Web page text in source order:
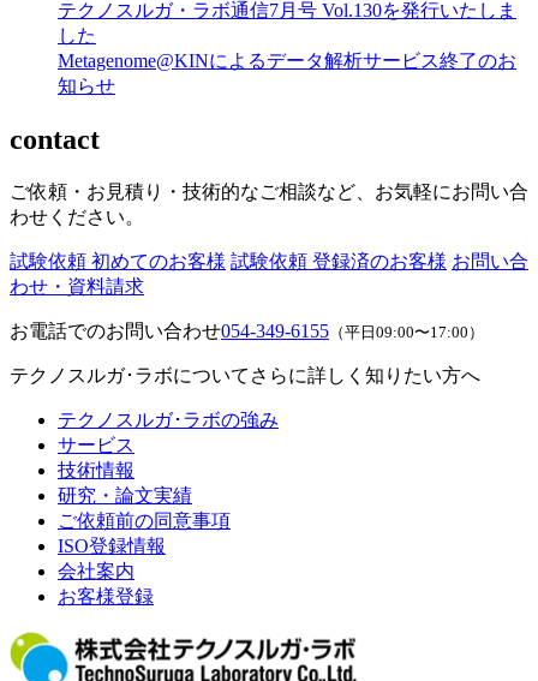
テクノスルガ・ラボ通信7月号 Vol.130を発行いたしま
した
Metagenome@KINによるデータ解析サービス終了のお
知らせ
contact
ご依頼・お見積り・技術的なご相談など、お気軽にお問い合
わせください。
試験依頼 初めてのお客様 試験依頼 登録済のお客様 お問い合
わせ・資料請求
お電話でのお問い合わせ054-349-6155 （平日09:00〜17:00）
テクノスルガ･ラボについてさらに詳しく知りたい方へ
テクノスルガ･ラボの強み
サービス
技術情報
研究・論文実績
ご依頼前の同意事項
ISO登録情報
会社案内
お客様登録